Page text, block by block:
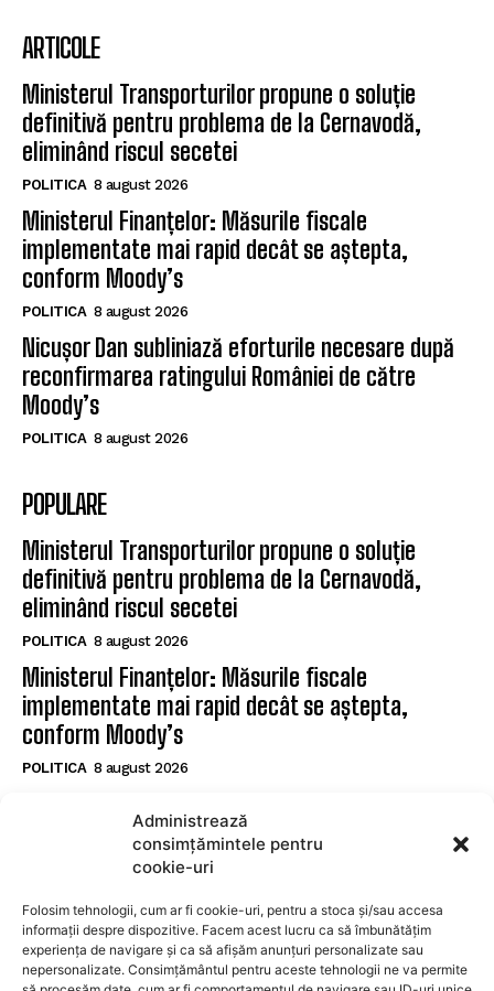
Administrează
consimțămintele pentru
cookie-uri
Folosim tehnologii, cum ar fi cookie-uri, pentru a stoca și/sau accesa
informații despre dispozitive. Facem acest lucru ca să îmbunătățim
experiența de navigare și ca să afișăm anunțuri personalizate sau
nepersonalizate. Consimțământul pentru aceste tehnologii ne va permite
ARTICOLE
Ministerul Transporturilor propune o soluție
definitivă pentru problema de la Cernavodă,
eliminând riscul secetei
POLITICA 8 august 2026
Ministerul Finanțelor: Măsurile fiscale
implementate mai rapid decât se aștepta,
conform Moody’s
POLITICA 8 august 2026
Nicușor Dan subliniază eforturile necesare după
reconfirmarea ratingului României de către
Moody’s
POLITICA 8 august 2026
POPULARE
Ministerul Transporturilor propune o soluție
definitivă pentru problema de la Cernavodă,
eliminând riscul secetei
POLITICA 8 august 2026
Ministerul Finanțelor: Măsurile fiscale
implementate mai rapid decât se aștepta,
conform Moody’s
POLITICA 8 august 2026
reconfirmarea ratingului României de către
SUBSCRIBE